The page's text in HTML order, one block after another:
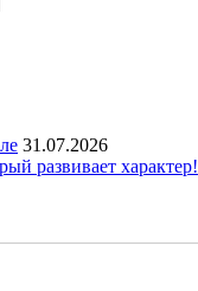
31.07.2026
развивает характер!